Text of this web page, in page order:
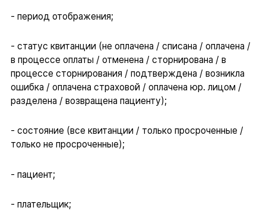
- период отображения;
- статус квитанции (не оплачена / списана / оплачена /
в процессе оплаты / отменена / сторнирована / в
процессе сторнирования / подтверждена / возникла
ошибка / оплачена страховой / оплачена юр. лицом /
разделена / возвращена пациенту);
- состояние (все квитанции / только просроченные /
только не просроченные);
- пациент;
- плательщик;